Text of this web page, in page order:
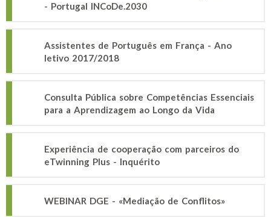
- Portugal INCoDe.2030
Assistentes de Português em França - Ano
letivo 2017/2018
Consulta Pública sobre Competências Essenciais
para a Aprendizagem ao Longo da Vida
Experiência de cooperação com parceiros do
eTwinning Plus - Inquérito
WEBINAR DGE - «Mediação de Conflitos»